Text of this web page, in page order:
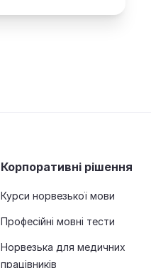
Корпоративні рішення
Курси норвезької мови
Професійні мовні тести
Норвезька для медичних
працівників